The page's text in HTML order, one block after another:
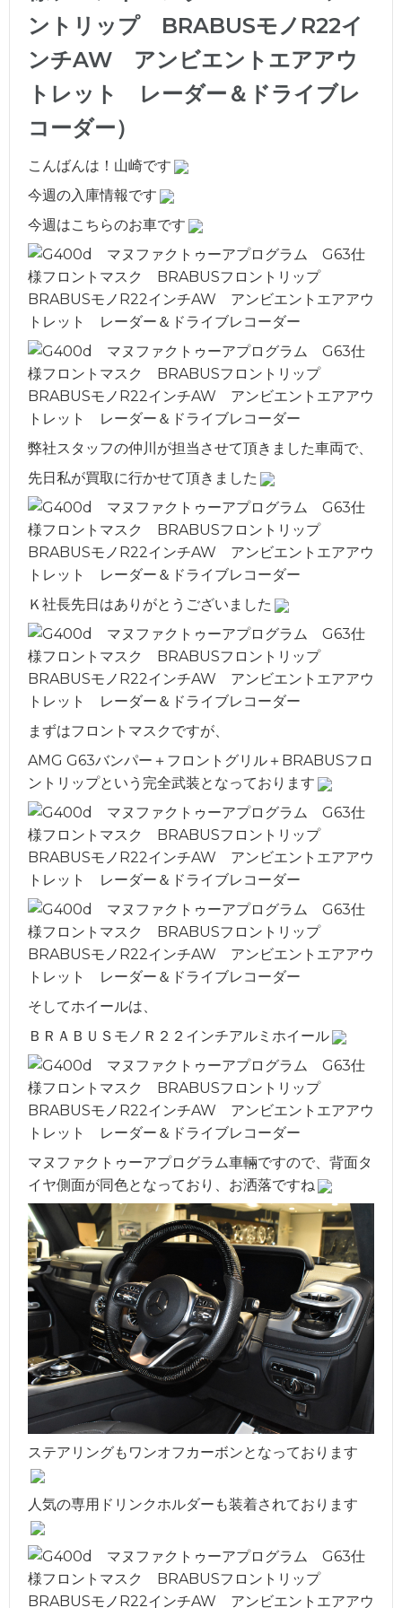
ントリップ BRABUSモノR22イ
ンチAW アンビエントエアアウ
トレット レーダー＆ドライブレ
コーダー）
こんばんは！山崎です
今週の入庫情報です
今週はこちらのお車です
弊社スタッフの仲川が担当させて頂きました車両で、
先日私が買取に行かせて頂きました
Ｋ社長先日はありがとうございました
まずはフロントマスクですが、
AMG G63バンパー＋フロントグリル＋BRABUSフロ
ントリップという完全武装となっております
そしてホイールは、
ＢＲＡＢＵＳモノＲ２２インチアルミホイール
マヌファクトゥーアプログラム車輛ですので、背面タ
イヤ側面が同色となっており、お洒落ですね
ステアリングもワンオフカーボンとなっております
人気の専用ドリンクホルダーも装着されております